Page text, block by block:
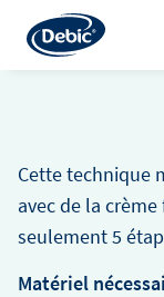
main
content
Cette technique
avec de la
seulement 5
Matériel